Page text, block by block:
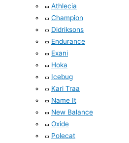
Athlecia
Champion
Didriksons
Endurance
Exani
Hoka
Icebug
Kari Traa
Name It
New Balance
Oxide
Polecat